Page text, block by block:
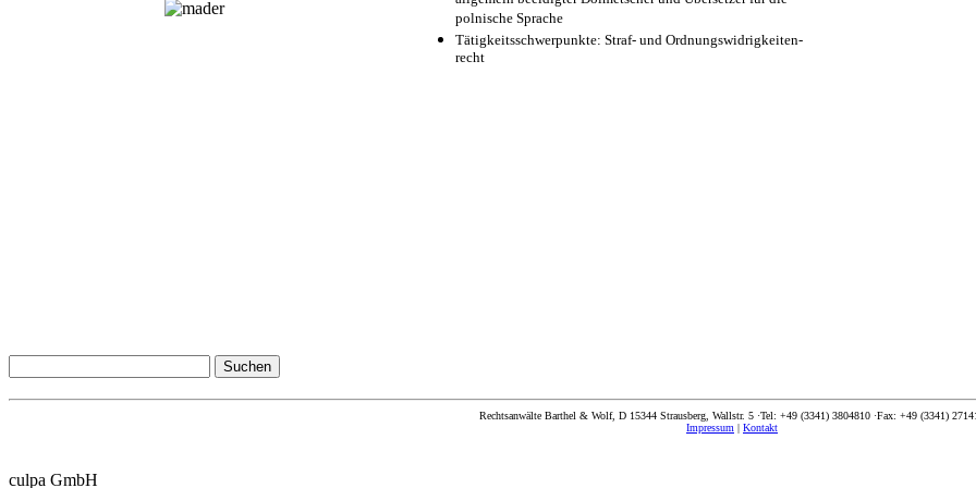
polnische Sprache
Tätigkeitsschwerpunkte: Straf- und Ordnungswidrigkeiten-
recht
Rechtsanwälte Barthel & Wolf, D 15344 Strausberg, Wallstr. 5 ·Tel: +49 (3341) 3804810 ·Fax: +49 (3341)
Impressum | Kontakt
culpa GmbH